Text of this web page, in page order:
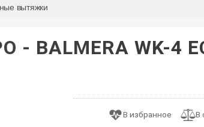
вытяжки
- BALMERA WK-4